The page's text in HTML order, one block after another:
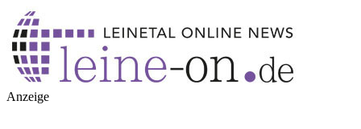
Anzeige